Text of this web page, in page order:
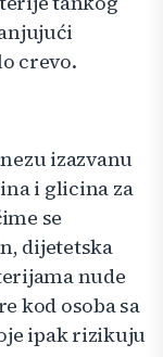
crevo.
izazvanu
i glicina za
se
dijetetska
nude
kod osoba sa
ipak rizikuju